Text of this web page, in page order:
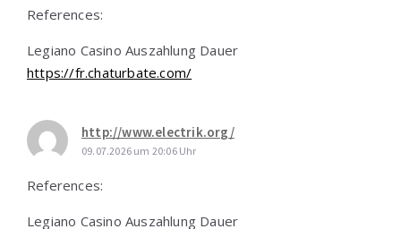
References:
Legiano Casino Auszahlung Dauer
https://fr.chaturbate.com/
http://www.electrik.org/
09.07.2026 um 20:06 Uhr
References:
Legiano Casino Auszahlung Dauer